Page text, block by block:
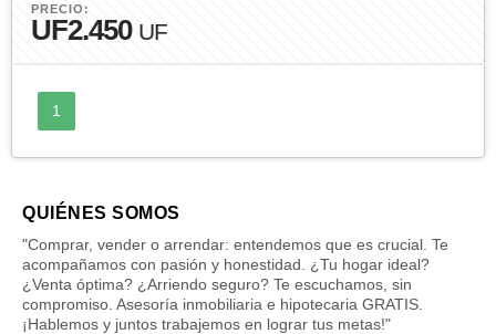
PRECIO:
UF2.450 UF
1
QUIÉNES SOMOS
"Comprar, vender o arrendar: entendemos que es crucial. Te
acompañamos con pasión y honestidad. ¿Tu hogar ideal?
¿Venta óptima? ¿Arriendo seguro? Te escuchamos, sin
compromiso. Asesoría inmobiliaria e hipotecaria GRATIS.
¡Hablemos y juntos trabajemos en lograr tus metas!"